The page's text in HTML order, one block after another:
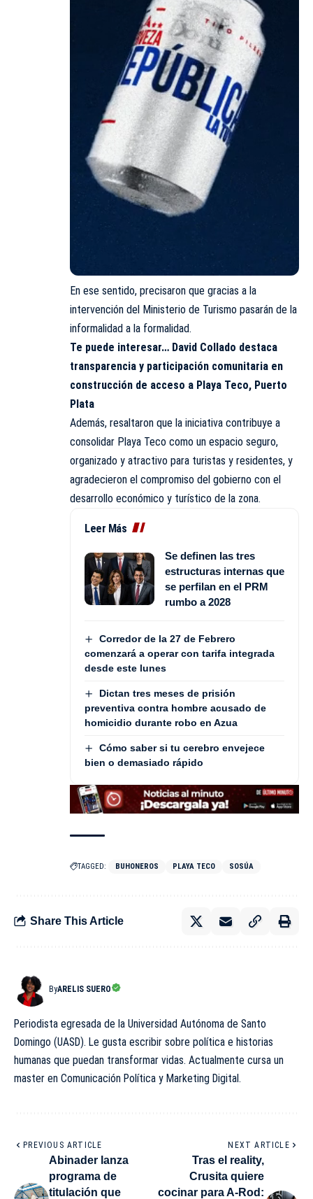
En ese sentido, precisaron que gracias a la
intervención del Ministerio de Turismo pasarán de la
informalidad a la formalidad.
Te puede interesar… David Collado destaca
transparencia y participación comunitaria en
construcción de acceso a Playa Teco, Puerto
Plata
Además, resaltaron que la iniciativa contribuye a
consolidar Playa Teco como un espacio seguro,
organizado y atractivo para turistas y residentes, y
agradecieron el compromiso del gobierno con el
desarrollo económico y turístico de la zona.
Leer Más
Se definen las tres
estructuras internas que
se perfilan en el PRM
rumbo a 2028
Corredor de la 27 de Febrero
comenzará a operar con tarifa integrada
desde este lunes
Dictan tres meses de prisión
preventiva contra hombre acusado de
homicidio durante robo en Azua
Cómo saber si tu cerebro envejece
bien o demasiado rápido
TAGGED: BUHONEROS PLAYA TECO SOSÚA
Share This Article
ByARELIS SUERO
Periodista egresada de la Universidad Autónoma de Santo
Domingo (UASD). Le gusta escribir sobre política e historias
humanas que puedan transformar vidas. Actualmente cursa un
master en Comunicación Política y Marketing Digital.
PREVIOUS ARTICLE
Abinader lanza
programa de
titulación que
NEXT ARTICLE
Tras el reality,
Crusita quiere
cocinar para A-Rod: